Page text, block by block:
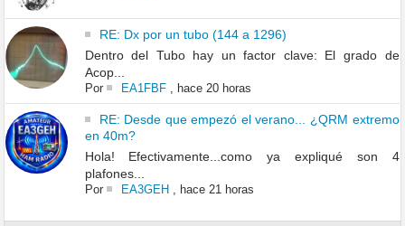
RE: Dx por un tubo (144 a 1296)
Dentro del Tubo hay un factor clave: El grado de
Acop...
Por EA1FBF, hace 20 horas
RE: Desde que empezó el verano... ¿QRM extremo
en 40m?
Hola! Efectivamente...como ya expliqué son 4
plafones...
Por EA3GEH , hace 21 horas